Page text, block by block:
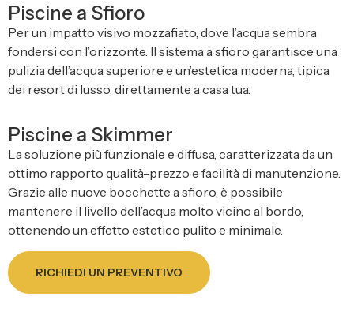
Piscine a Sfioro
Per un impatto visivo mozzafiato, dove l’acqua sembra
fondersi con l’orizzonte. Il sistema a sfioro garantisce una
pulizia dell’acqua superiore e un’estetica moderna, tipica
dei resort di lusso, direttamente a casa tua.
Piscine a Skimmer
La soluzione più funzionale e diffusa, caratterizzata da un
ottimo rapporto qualità-prezzo e facilità di manutenzione.
Grazie alle nuove bocchette a sfioro, è possibile
mantenere il livello dell’acqua molto vicino al bordo,
ottenendo un effetto estetico pulito e minimale.
RICHIEDI UN PREVENTIVO